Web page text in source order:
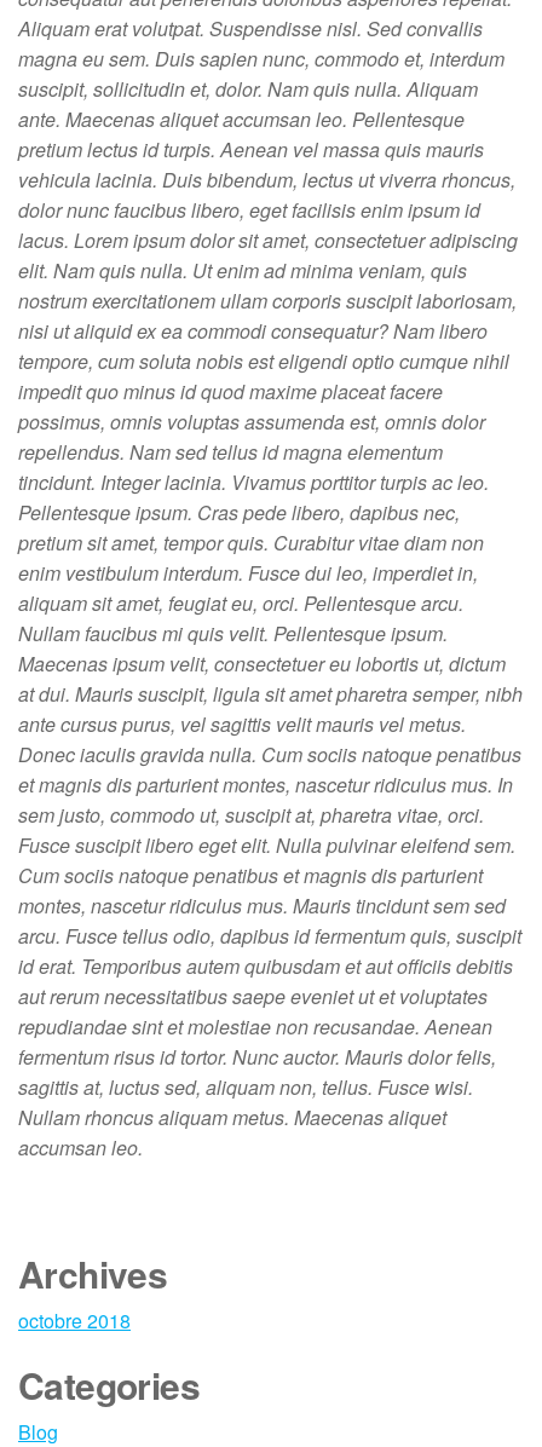
Aliquam erat volutpat. Suspendisse nisl. Sed convallis
magna eu sem. Duis sapien nunc, commodo et, interdum
suscipit, sollicitudin et, dolor. Nam quis nulla. Aliquam
ante. Maecenas aliquet accumsan leo. Pellentesque
pretium lectus id turpis. Aenean vel massa quis mauris
vehicula lacinia. Duis bibendum, lectus ut viverra rhoncus,
dolor nunc faucibus libero, eget facilisis enim ipsum id
lacus. Lorem ipsum dolor sit amet, consectetuer adipiscing
elit. Nam quis nulla. Ut enim ad minima veniam, quis
nostrum exercitationem ullam corporis suscipit laboriosam,
nisi ut aliquid ex ea commodi consequatur? Nam libero
tempore, cum soluta nobis est eligendi optio cumque nihil
impedit quo minus id quod maxime placeat facere
possimus, omnis voluptas assumenda est, omnis dolor
repellendus. Nam sed tellus id magna elementum
tincidunt. Integer lacinia. Vivamus porttitor turpis ac leo.
Pellentesque ipsum. Cras pede libero, dapibus nec,
pretium sit amet, tempor quis. Curabitur vitae diam non
enim vestibulum interdum. Fusce dui leo, imperdiet in,
aliquam sit amet, feugiat eu, orci. Pellentesque arcu.
Nullam faucibus mi quis velit. Pellentesque ipsum.
Maecenas ipsum velit, consectetuer eu lobortis ut, dictum
at dui. Mauris suscipit, ligula sit amet pharetra semper, nibh
ante cursus purus, vel sagittis velit mauris vel metus.
Donec iaculis gravida nulla. Cum sociis natoque penatibus
et magnis dis parturient montes, nascetur ridiculus mus. In
sem justo, commodo ut, suscipit at, pharetra vitae, orci.
Fusce suscipit libero eget elit. Nulla pulvinar eleifend sem.
Cum sociis natoque penatibus et magnis dis parturient
montes, nascetur ridiculus mus. Mauris tincidunt sem sed
arcu. Fusce tellus odio, dapibus id fermentum quis, suscipit
id erat. Temporibus autem quibusdam et aut officiis debitis
aut rerum necessitatibus saepe eveniet ut et voluptates
repudiandae sint et molestiae non recusandae. Aenean
fermentum risus id tortor. Nunc auctor. Mauris dolor felis,
sagittis at, luctus sed, aliquam non, tellus. Fusce wisi.
Nullam rhoncus aliquam metus. Maecenas aliquet
accumsan leo.
Archives
octobre 2018
Categories
Blog